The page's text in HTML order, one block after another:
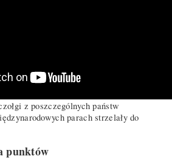
przenosili pocisk artyleryjski,
czołgowych gąsienic czy
zwieńczył kolejny sprawdzian na
z poszczególnych państw
parach strzelały do
punktów